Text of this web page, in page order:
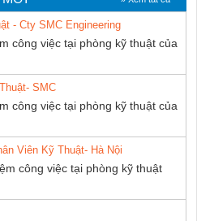
- Cty SMC Engineering
công việc tại phòng kỹ thuật của
SMC
công việc tại phòng kỹ thuật của
Viên Kỹ Thuật- Hà Nội
công việc tại phòng kỹ thuật